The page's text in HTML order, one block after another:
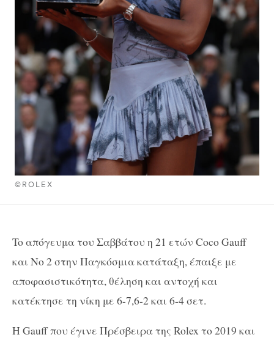
©ROLEX
Toαπόγευμα του Σαββάτου η 21 ετών Coco Gauff
και Νο 2 στην Παγκόσμια κατάταξη, έπαιξε με
αποφασιστικότητα, θέληση και αντοχή και
κατέκτησε τη νίκη με 6-7,6-2 και 6-4 σετ.
Η Gauffπου έγινε Πρέσβειρα της Rolexτο 2019 και